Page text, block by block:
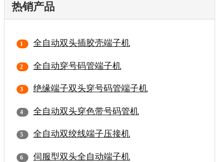
热销产品
全自动双头插胶壳端子机
全自动穿号码管端子机
绝缘端子双头穿号码管端子机
全自动双头穿色带号码管机
全自动双绞线端子压接机
伺服型双头全自动端子机